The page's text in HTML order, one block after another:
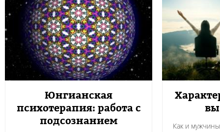
Юнгианская
психотерапия: работа с
подсознанием
Как и